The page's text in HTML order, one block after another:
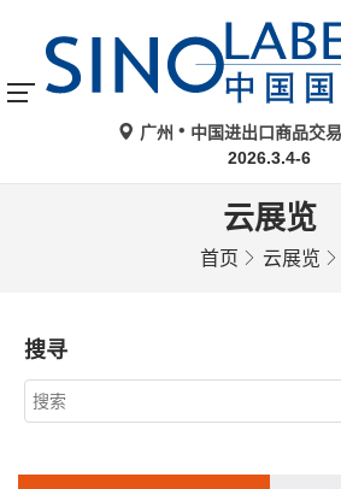
广州
中国进出口商品交
2026.3.4-6
云展览
首页 云展览
搜寻